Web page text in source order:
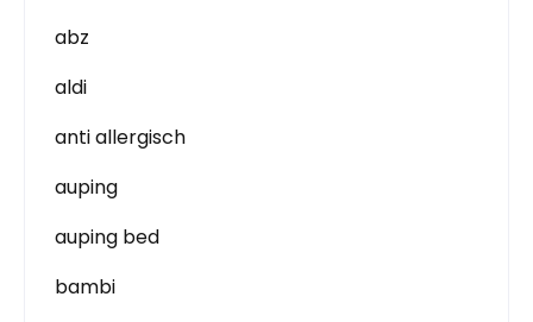
abz
aldi
anti allergisch
auping
auping bed
bambi